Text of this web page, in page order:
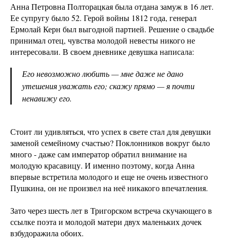
Анна Петровна Полторацкая была отдана замуж в 16 лет.
Ее супругу было 52. Герой войны 1812 года, генерал
Ермолай Керн был выгодной партией. Решение о свадьбе
принимал отец, чувства молодой невесты никого не
интересовали. В своем дневнике девушка написала:
Его невозможно любить — мне даже не дано
утешения уважать его; скажу прямо — я почти
ненавижу его.
Стоит ли удивляться, что успех в свете стал для девушки
заменой семейному счастью? Поклонников вокруг было
много - даже сам император обратил внимание на
молодую красавицу. И именно поэтому, когда Анна
впервые встретила молодого и еще не очень известного
Пушкина, он не произвел на неё никакого впечатления.
Зато через шесть лет в Тригорском встреча скучающего в
ссылке поэта и молодой матери двух маленьких дочек
взбудоражила обоих.